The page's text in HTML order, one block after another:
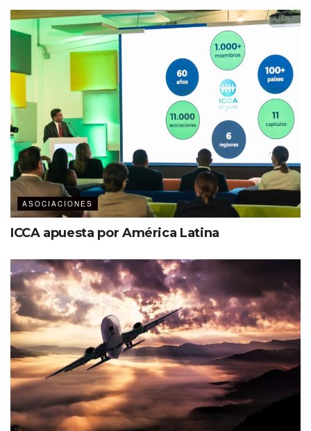
funcionarios de gobierno, empresarios turísticos y de
otros sectores, así como a la comunidad en general,
ayudando este factor en gran medida para dar a conocer
los grandes beneficios económicos y sociales, que los
eventos generan en los destinos.
“En 2022, se analizaron más de 137
mil eventos, 80% de negocios y el
festivales y ferias de consumo”
Don Welsh,presidente y director
Ejecutivo de Destinations International.
“Las noches de habitación de hotel son solo una parte de
lo que la herramienta calcula. La CIE permite a los
miembros de cada destino en todo el mundo comunicar el
valor y el impacto total de un evento a gobierno,
empresarios turísticos y a la comunidad local de una
ASOCIACIONES
ICCA apuesta por América Latina